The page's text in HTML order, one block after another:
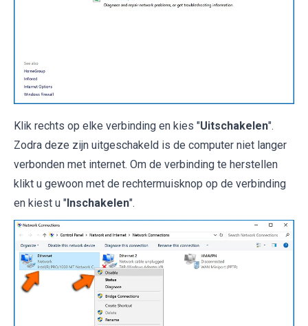
Klik rechts op elke verbinding en kies "Uitschakelen".
Zodra deze zijn uitgeschakeld is de computer niet langer
verbonden met internet. Om de verbinding te herstellen
klikt u gewoon met de rechtermuisknop op de verbinding
en kiest u "Inschakelen".